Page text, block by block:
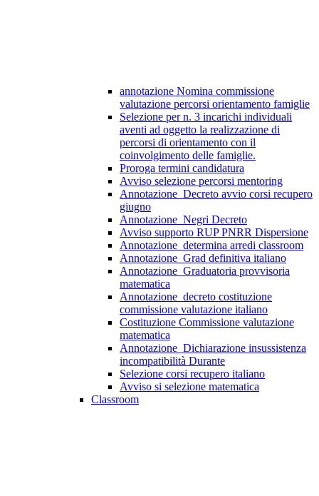
annotazione Nomina commissione
valutazione percorsi orientamento famiglie
Selezione per n. 3 incarichi individuali
aventi ad oggetto la realizzazione di
percorsi di orientamento con il
coinvolgimento delle famiglie.
Proroga termini candidatura
Avviso selezione percorsi mentoring
Annotazione_Decreto avvio corsi recupero
giugno
Annotazione_Negri Decreto
Avviso supporto RUP PNRR Dispersione
Annotazione_determina arredi classroom
Annotazione_Grad definitiva italiano
Annotazione_Graduatoria provvisoria
matematica
Annotazione_decreto costituzione
commissione valutazione italiano
Costituzione Commissione valutazione
matematica
Annotazione_Dichiarazione insussistenza
incompatibilità Durante
Selezione corsi recupero italiano
Avviso si selezione matematica
Classroom